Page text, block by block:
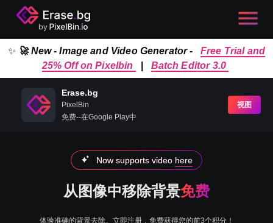
✨ 🚀 New - Image and Video Generator -
Free Trial and
25% Off on Pixelbin
Batch Editor 3.0
Erase.bg
PixelBin
免费--在Google Play中
视图
Now supports video here
从图像中移除背景免费
体验准确的背景去除。立即注册，免费获得您的前3个积分！